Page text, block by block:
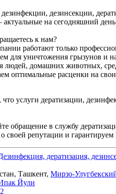
дезинсекции,
актуальные на сегодняшний
к нам?
работают только
для уничтожения грызунов и
людей, домашних животных,
оптимальные расценки на
услуги дератизации,
обращение в службу
своей репутации и гарантируем
дератизация,
Ташкент, Мирзо-
Йули